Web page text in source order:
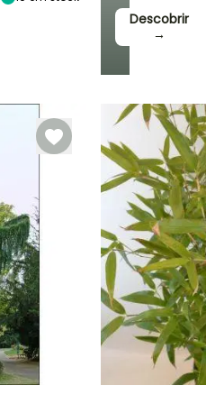
Descobrir
→